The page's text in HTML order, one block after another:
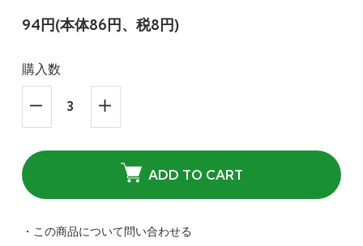
94円(本体86円、税8円)
購入数
ADD TO CART
・この商品について問い合わせる